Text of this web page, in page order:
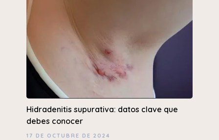
Hidradenitis supurativa: datos clave que
debes conocer
17 DE OCTUBRE DE 2024